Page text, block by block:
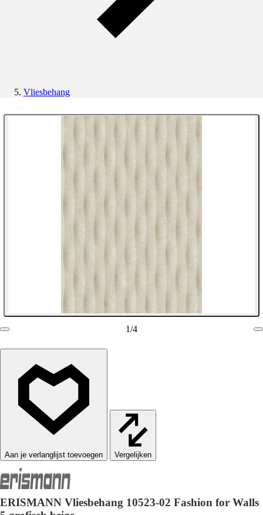
Vliesbehang
1/4
Vergelijken
ERISMANN Vliesbehang 10523-02 Fashion for Walls